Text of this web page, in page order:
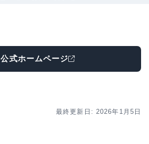
公式ホームページ
最終更新日: 2026年1月5日